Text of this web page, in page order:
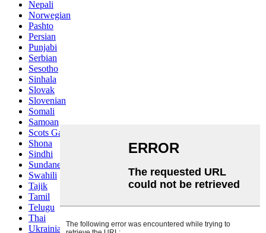
Nepali
Norwegian
Pashto
Persian
Punjabi
Serbian
Sesotho
Sinhala
Slovak
Slovenian
Somali
Samoan
Scots Gaelic
Shona
Sindhi
Sundanese
Swahili
Tajik
Tamil
Telugu
Thai
Ukrainian